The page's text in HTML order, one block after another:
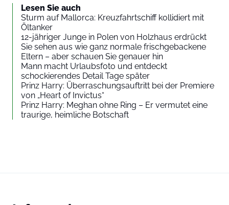
Lesen Sie auch
Sturm auf Mallorca: Kreuzfahrtschiff kollidiert mit
Öltanker
12-jähriger Junge in Polen von Holzhaus erdrückt
Sie sehen aus wie ganz normale frischgebackene
Eltern – aber schauen Sie genauer hin
Mann macht Urlaubsfoto und entdeckt
schockierendes Detail Tage später
Prinz Harry: Überraschungsauftritt bei der Premiere
von „Heart of Invictus“
Prinz Harry: Meghan ohne Ring – Er vermutet eine
traurige, heimliche Botschaft